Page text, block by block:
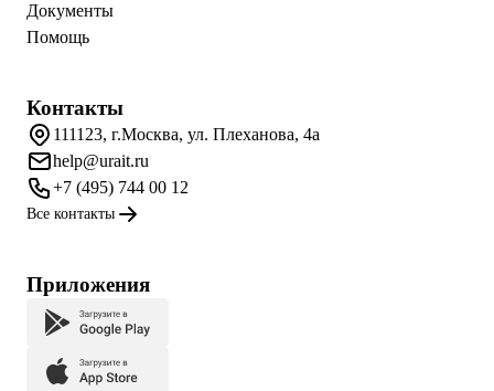
Документы
Помощь
Контакты
111123, г.Москва, ул. Плеханова, 4а
help@urait.ru
+7 (495) 744 00 12
Все контакты
Приложения